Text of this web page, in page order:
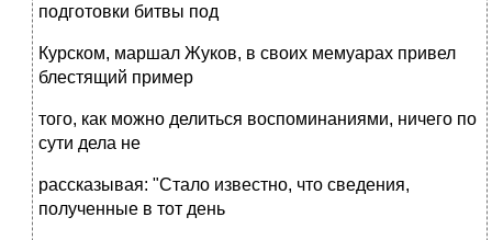
подготовки битвы под
Курском, маршал Жуков, в своих мемуарах привел
блестящий пример
того, как можно делиться воспоминаниями, ничего по
сути дела не
рассказывая: "Стало известно, что сведения,
полученные в тот день